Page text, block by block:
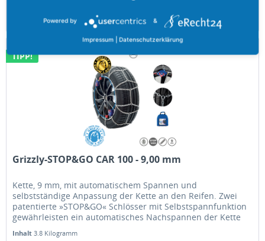
Merken
TIPP!
Grizzly-STOP&GO CAR 100 - 9,00 mm
Kette, 9 mm, mit automatischem Spannen und
selbstständige Anpassung der Kette an den Reifen. Zwei
patentierte »STOP&GO« Schlösser mit Selbstspannfunktion
gewährleisten ein automatisches Nachspannen der Kette
Inhalt3.8 Kilogramm
Powered by &
Impressum | Datenschutzerklärung